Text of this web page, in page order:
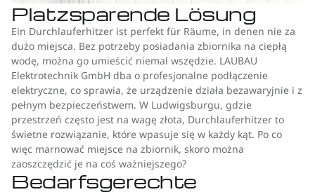
Platzsparende Lösung
Ein Durchlauferhitzer ist perfekt für Räume, in denen nie za
dużo miejsca. Bez potrzeby posiadania zbiornika na ciepłą
wodę, można go umieścić niemal wszędzie. LAUBAU
Elektrotechnik GmbH dba o profesjonalne podłączenie
elektryczne, co sprawia, że urządzenie działa bezawaryjnie i z
pełnym bezpieczeństwem. W Ludwigsburgu, gdzie
przestrzeń często jest na wagę złota, Durchlauferhitzer to
świetne rozwiązanie, które wpasuje się w każdy kąt. Po co
więc marnować miejsce na zbiornik, skoro można
zaoszczędzić je na coś ważniejszego?
Bedarfsgerechte